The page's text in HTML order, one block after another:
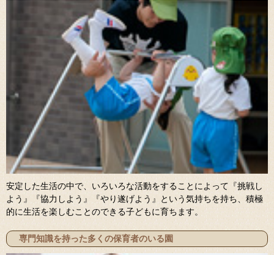
安定した生活の中で、いろいろな活動をすることによって『挑戦し
よう』『協力しよう』『やり遂げよう』という気持ちを持ち、積極
的に生活を楽しむことのできる子どもに育ちます。
専門知識を持った多くの保育者のいる園